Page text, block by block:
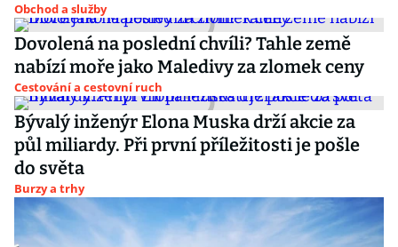
Obchod a služby
Dovolená na poslední chvíli? Tahle země
nabízí moře jako Maledivy za zlomek ceny
Cestování a cestovní ruch
Bývalý inženýr Elona Muska drží akcie za
půl miliardy. Při první příležitosti je pošle
do světa
Burzy a trhy